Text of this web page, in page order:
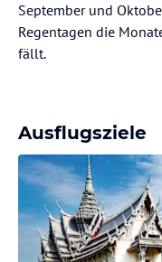
September und
Regentagen die
fällt.
Ausflugsziele